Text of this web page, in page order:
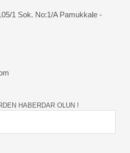
1 Sok. No:1/A Pamukkale -
HABERDAR OLUN !